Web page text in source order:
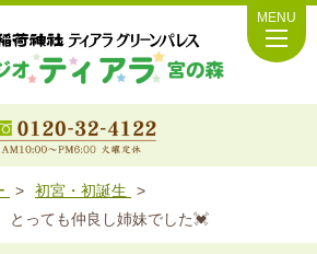
MENU
初宮・初誕生
とっても仲良し姉妹でした💓